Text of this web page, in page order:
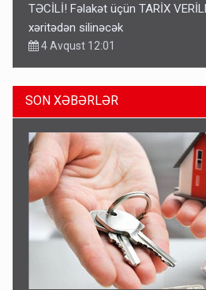
TƏCİLİ! Fəlakət üçün TARİX
xəritədən silinəcək
4 Avqust 12:01
Ərdoğana sui-qəsd planının
5 Avqust 16:56
SON XƏBƏRLƏR